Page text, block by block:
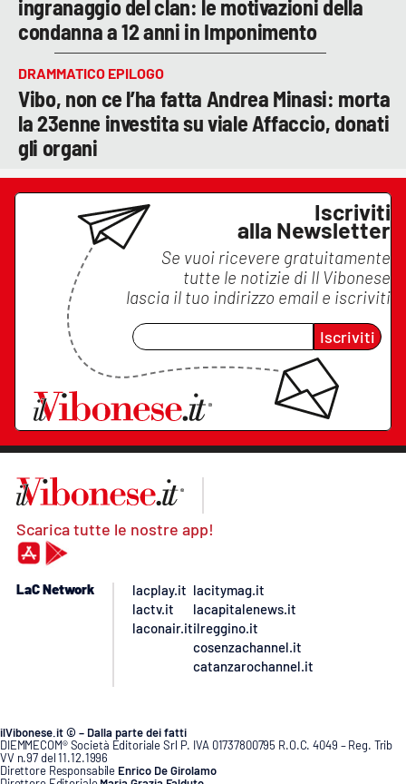
ingranaggio del clan: le motivazioni della
condanna a 12 anni in Imponimento
DRAMMATICO EPILOGO
Vibo, non ce l’ha fatta Andrea Minasi: morta
la 23enne investita su viale Affaccio, donati
gli organi
Iscriviti
alla Newsletter
Se vuoi ricevere gratuitamente
tutte le notizie di Il Vibonese
lascia il tuo indirizzo email e iscriviti
Iscriviti
Scarica tutte le nostre app!
LaC Network
lacplay.it
lactv.it
laconair.it
lacitymag.it
lacapitalenews.it
ilreggino.it
cosenzachannel.it
catanzarochannel.it
ilVibonese.it © – Dalla parte dei fatti
DIEMMECOM® Società Editoriale Srl P. IVA 01737800795 R.O.C. 4049 – Reg. Trib
VV n.97 del 11.12.1996
Direttore Responsabile Enrico De Girolamo